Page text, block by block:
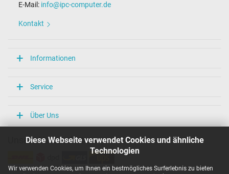
Diese Webseite verwendet Cookies und ähnliche
Technologien
Wir verwenden Cookies, um Ihnen ein bestmögliches Surferlebnis zu bieten
E-Mail: info@ipc-computer.de
Kontakt
Informationen
Service
Über Uns
Unsere Versandarten